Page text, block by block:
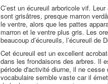
C’est un écureuil arboricole vif.
sont grisâtres, presque marron
le ventre, alors que les pattes
marron et le ventre plus gris. Les
beaucoup d’écureuils, l’écureuil de
Cet écureuil est un excellent
dans les frondaisons des arbres. Il
période d'activité diurne, il ne
vocabulaire semble vaste car il